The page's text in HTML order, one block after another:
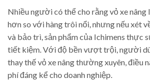
Nhiều người có thể cho rằng vỏ xe nâng
hơn so với hàng trôi nổi, nhưng nếu xét
và bảo trì, sản phẩm của Ichimens thực
tiết kiệm. Với độ bền vượt trội, người
thay thế vỏ xe nâng thường xuyên, điều
phí đáng kể cho doanh nghiệp.